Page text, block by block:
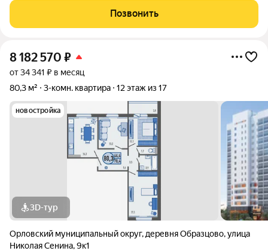
Позвонить
8 182 570 ₽
от 34 341 ₽ в месяц
80,3 м²
3-комн. квартира 12 этаж из 17
новостройка
3D-тур
Орловский муниципальный округ, деревня Образцово,улица
Николая Сенина,9к1